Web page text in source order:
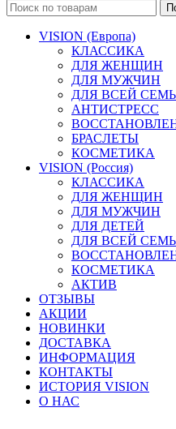
VISION (Европа)
КЛАССИКА
ДЛЯ ЖЕНЩИН
ДЛЯ МУЖЧИН
ДЛЯ ВСЕЙ
АНТИСТРЕСС
БРАСЛЕТЫ
КОСМЕТИКА
VISION (Россия)
КЛАССИКА
ДЛЯ ЖЕНЩИН
ДЛЯ МУЖЧИН
ДЛЯ ДЕТЕЙ
ДЛЯ ВСЕЙ
КОСМЕТИКА
АКТИВ
ОТЗЫВЫ
АКЦИИ
НОВИНКИ
ДОСТАВКА
ИНФОРМАЦИЯ
КОНТАКТЫ
ИСТОРИЯ VISION
О НАС